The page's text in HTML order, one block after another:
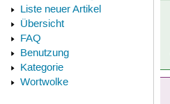
Liste neuer Artikel
Übersicht
FAQ
Benutzung
Kategorie
Wortwolke